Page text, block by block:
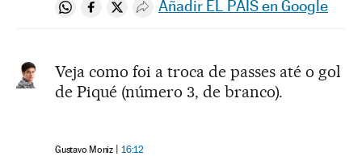
Compartir en Whatsapp
Compartir en Facebook
Compartir en Twitter
Desplegar Redes Sociales
Añadir EL PAÍS en Google
Veja como foi a troca de passes até o gol
de Piqué (número 3, de branco).
Gustavo Moniz 16:12